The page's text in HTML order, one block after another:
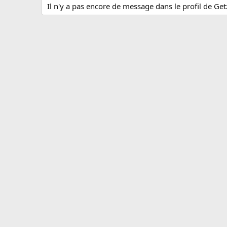
Il n'y a pas encore de message dans le profil de